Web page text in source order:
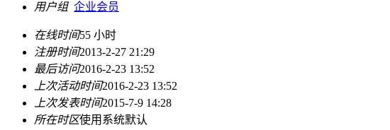
用户组 企业会员
在线时间55 小时
注册时间2013-2-27 21:29
最后访问2016-2-23 13:52
上次活动时间2016-2-23 13:52
上次发表时间2015-7-9 14:28
所在时区使用系统默认